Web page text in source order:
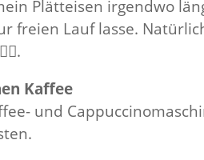
Plätteisen irgendwo
freien Lauf lasse.
Kaffee
und